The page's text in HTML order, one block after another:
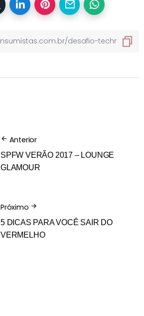
Anterior
SPFW VERÃO 2017 – LOUNGE
GLAMOUR
Próximo
5 DICAS PARA VOCÊ SAIR DO
VERMELHO